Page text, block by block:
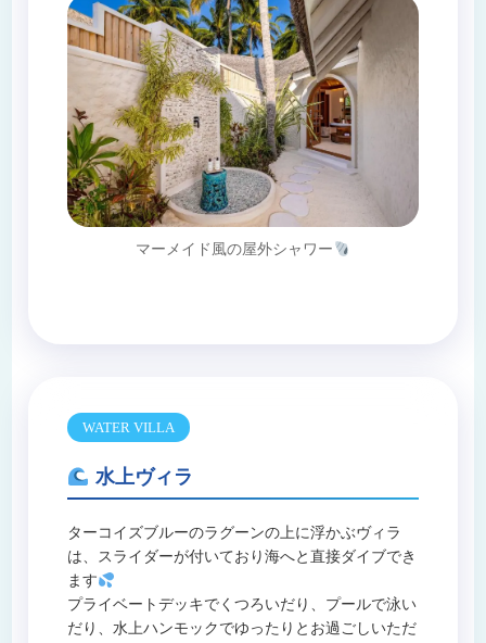
マーメイド風の屋外シャワー
WATER VILLA
水上ヴィラ
ターコイズブルーのラグーンの上に浮かぶヴィラ
は、スライダーが付いており海へと直接ダイブでき
ます
プライベートデッキでくつろいだり、プールで泳い
だり、水上ハンモックでゆったりとお過ごしいただ